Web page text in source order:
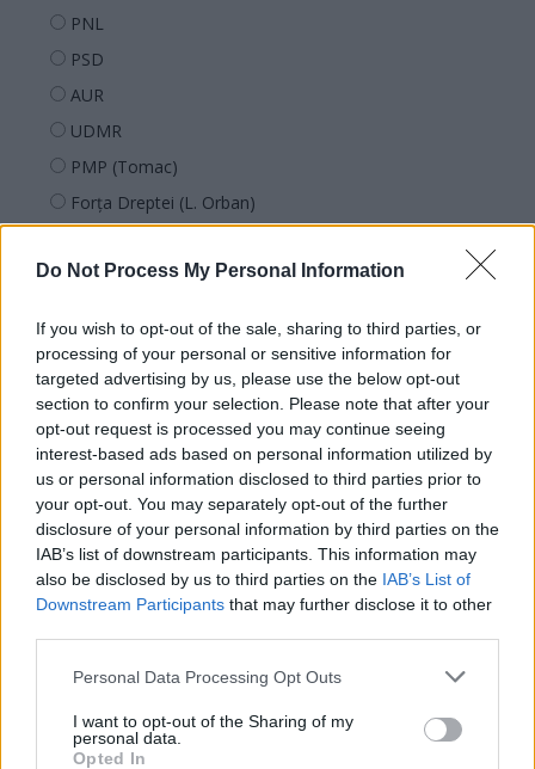
Do Not Process My Personal Information
If you wish to opt-out of the sale, sharing to third parties, or
processing of your personal or sensitive information for
targeted advertising by us, please use the below opt-out
section to confirm your selection. Please note that after your
opt-out request is processed you may continue seeing
interest-based ads based on personal information utilized by
us or personal information disclosed to third parties prior to
your opt-out. You may separately opt-out of the further
disclosure of your personal information by third parties on the
IAB’s list of downstream participants. This information may
also be disclosed by us to third parties on the IAB’s List of
Downstream Participants that may further disclose it to other
Personal Data Processing Opt Outs
I want to opt-out of the Sharing of my
personal data.
Opted In
PNL
PSD
AUR
UDMR
PMP (Tomac)
Forța Dreptei (L. Orban)
REPER
SOS (Șoșoacă)
POT (Gavrilă)
PACE (Peia)
Acțiunea Conservatoare (Târziu)
PDF (Lazarus)
PUSL (D. Voiculescu)
PNȚCD (Pavelescu)
PNCR (Terheș)
FAR (Coarnă)
Altul